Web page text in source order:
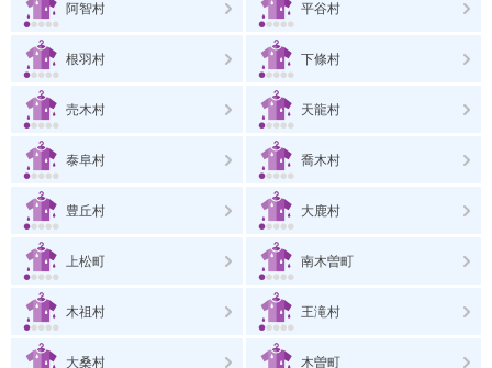
阿智村 平谷村
根羽村 下條村
売木村 天龍村
泰阜村 喬木村
豊丘村 大鹿村
上松町 南木曽町
木祖村 王滝村
大桑村 木曽町